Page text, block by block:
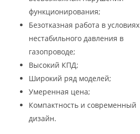
функционирования;
Безотказная работа в условиях
нестабильного давления в
газопроводе;
Высокий КПД;
Широкий ряд моделей;
Умеренная цена;
Компактность и современный
дизайн.